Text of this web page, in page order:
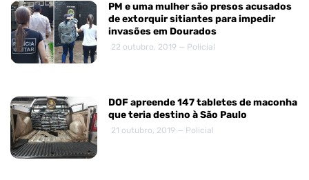
PM e uma mulher são presos acusados
de extorquir sitiantes para impedir
invasões em Dourados
22 outubro, 2019 — Policial
DOF apreende 147 tabletes de maconha
que teria destino à São Paulo
21 outubro, 2019 — Policial